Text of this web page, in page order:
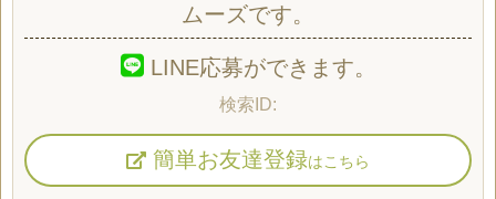
ムーズです。
LINE応募ができます。
簡単お友達登録はこちら